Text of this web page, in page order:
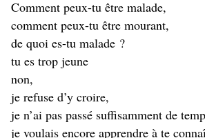
Comment peux-tu être malade,
comment peux-tu être mourant,
de quoi es-tu malade ?
tu es trop jeune
non,
je refuse d’y croire,
je n’ai pas passé suffisamment de
je voulais encore apprendre à te